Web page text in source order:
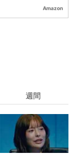
Amazon
週間